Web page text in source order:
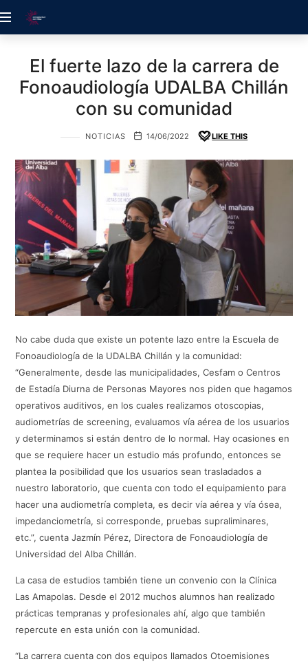
ACREDITACIÓN
El fuerte lazo de la carrera de
Fonoaudiología UDALBA Chillán
con su comunidad
NOTICIAS 14/06/2022 LIKE THIS
No cabe duda que existe un potente lazo entre la Escuela de
Fonoaudiología de la UDALBA Chillán y la comunidad:
“Generalmente, desde las municipalidades, Cesfam o Centros
de Estadía Diurna de Personas Mayores nos piden que hagamos
operativos auditivos, en los cuales realizamos otoscopias,
audiometrías de screening, evaluamos vía aérea de los usuarios
y determinamos si están dentro de lo normal. Hay ocasiones en
que se requiere hacer un estudio más profundo, entonces se
plantea la posibilidad que los usuarios sean trasladados a
nuestro laboratorio, que cuenta con todo el equipamiento para
hacer una audiometría completa, es decir vía aérea y vía ósea,
impedanciometría, si corresponde, pruebas supraliminares,
etc.”, cuenta Jazmín Pérez, Directora de Fonoaudiología de
Universidad del Alba Chillán.
La casa de estudios también tiene un convenio con la Clínica
Las Amapolas. Desde el 2012 muchos alumnos han realizado
prácticas tempranas y profesionales ahí, algo que también
repercute en esta unión con la comunidad.
“La carrera cuenta con dos equipos llamados Otoemisiones